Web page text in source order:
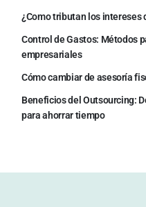
¿Como tributan los intereses
Control de Gastos: Métodos
empresariales
Cómo cambiar de asesoría
Beneficios del Outsourcing:
para ahorrar tiempo